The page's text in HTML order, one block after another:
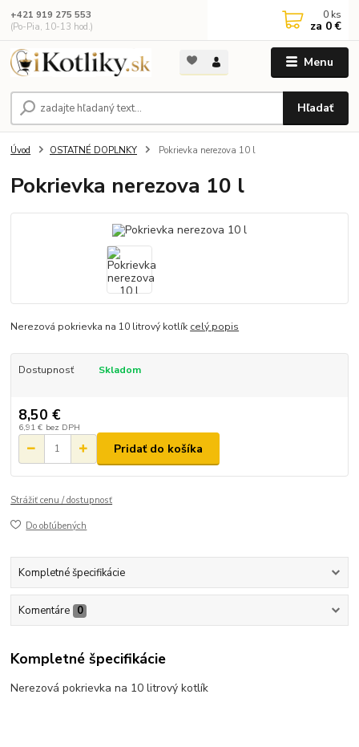
Menu
Hľadať
+421 919 275 553
(Po-Pia, 10-13 hod.)
0 ks
za 0 €
Úvod OSTATNÉ DOPLNKY Pokrievka nerezova 10 l
Pokrievka nerezova 10 l
Nerezová pokrievka na 10 litrový kotlík celý popis
Dostupnosť Skladom
8,50 €
6,91 € bez DPH
Pridať do košíka
Strážiť cenu / dostupnosť
Do obľúbených
Kompletné špecifikácie
Komentáre 0
Kompletné špecifikácie
Nerezová pokrievka na 10 litrový kotlík